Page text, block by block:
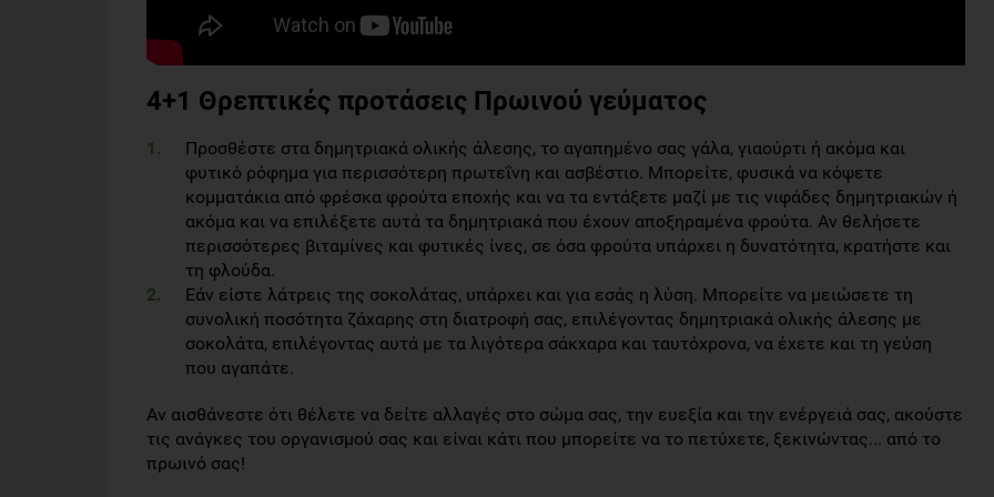
4+1 Θρεπτικές προτάσεις Πρωινού γεύματος
Προσθέστε στα δημητριακά ολικής άλεσης, το αγαπημένο σας γάλα, γιαούρτι ή ακόμα και
φυτικό ρόφημα για περισσότερη πρωτεΐνη και ασβέστιο. Μπορείτε, φυσικά να κόψετε
κομματάκια από φρέσκα φρούτα εποχής και να τα εντάξετε μαζί με τις νιφάδες δημητριακών ή
ακόμα και να επιλέξετε αυτά τα δημητριακά που έχουν αποξηραμένα φρούτα. Αν θελήσετε
περισσότερες βιταμίνες και φυτικές ίνες, σε όσα φρούτα υπάρχει η δυνατότητα, κρατήστε και
τη φλούδα.
Εάν είστε λάτρεις της σοκολάτας, υπάρχει και για εσάς η λύση. Μπορείτε να μειώσετε τη
συνολική ποσότητα ζάχαρης στη διατροφή σας, επιλέγοντας δημητριακά ολικής άλεσης με
σοκολάτα, επιλέγοντας αυτά με τα λιγότερα σάκχαρα και ταυτόχρονα, να έχετε και τη γεύση
που αγαπάτε.
Αν αισθάνεστε ότι θέλετε να δείτε αλλαγές στο σώμα σας, την ευεξία και την ενέργειά σας, ακούστε
τις ανάγκες του οργανισμού σας και είναι κάτι που μπορείτε να το πετύχετε, ξεκινώντας... από το
πρωινό σας!